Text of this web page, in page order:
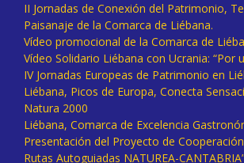
II Jornadas de Conexión del Patrimonio,
Paisanaje de la Comarca de Liébana.
Vídeo promocional de la Comarca de
Vídeo Solidario Liébana con Ucrania: “Por
IV Jornadas Europeas de Patrimonio en
Liébana, Picos de Europa, Conecta
Natura 2000
Liébana, Comarca de Excelencia
Presentación del Proyecto de Cooperación
Rutas Autoguiadas NATUREA-